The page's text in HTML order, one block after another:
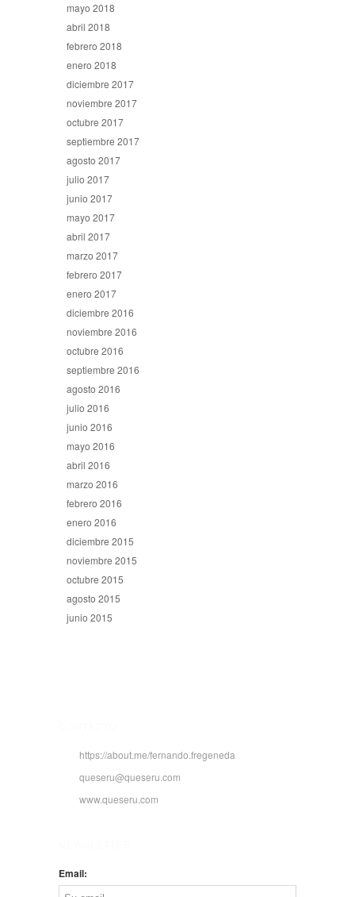
mayo 2018
abril 2018
febrero 2018
enero 2018
diciembre 2017
noviembre 2017
octubre 2017
septiembre 2017
agosto 2017
julio 2017
junio 2017
mayo 2017
abril 2017
marzo 2017
febrero 2017
enero 2017
diciembre 2016
noviembre 2016
octubre 2016
septiembre 2016
agosto 2016
julio 2016
junio 2016
mayo 2016
abril 2016
marzo 2016
febrero 2016
enero 2016
diciembre 2015
noviembre 2015
octubre 2015
agosto 2015
junio 2015
https://about.me/fernando.fregeneda
queseru@queseru.com
www.queseru.com
Email: